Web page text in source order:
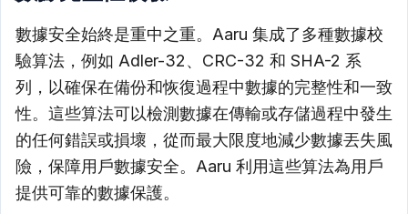
數據安全始終是重中之重。Aaru 集成了多種數據校
驗算法，例如 Adler-32、CRC-32 和 SHA-2 系
列，以確保在備份和恢復過程中數據的完整性和一致
性。這些算法可以檢測數據在傳輸或存儲過程中發生
的任何錯誤或損壞，從而最大限度地減少數據丟失風
險，保障用戶數據安全。Aaru 利用這些算法為用戶
提供可靠的數據保護。